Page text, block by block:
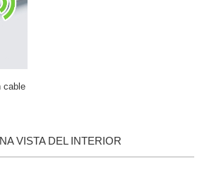
cable
VISTA DEL INTERIOR